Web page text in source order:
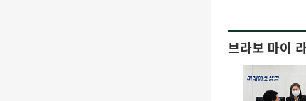
브라보 마이